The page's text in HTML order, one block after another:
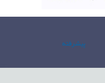
پیشرفته